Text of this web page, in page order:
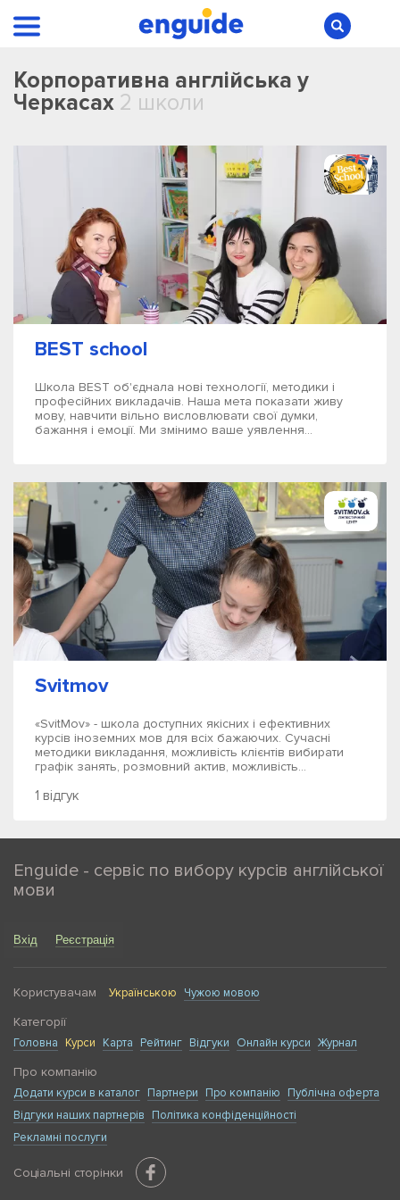
Корпоративна англійська у
Черкасах 2 школи
BEST school
Школа BEST об'єднала нові технології, методики і
професійних викладачів. Наша мета показати живу
мову, навчити вільно висловлювати свої думки,
бажання і емоції. Ми змінимо ваше уявлення...
Svitmov
«SvitMov» - школа доступних якісних і ефективних
курсів іноземних мов для всіх бажаючих. Сучасні
методики викладання, можливість клієнтів вибирати
графік занять, розмовний актив, можливість...
1 відгук
Enguide - сервіс по вибору курсів англійської
мови
Вхід Реєстрація
Користувачам Українською Чужою мовою
Категорії
Головна Курси Карта Рейтинг Відгуки Онлайн курси Журнал
Про компанію
Додати курси в каталог Партнери Про компанію
Публічна оферта
Відгуки наших партнерів
Політика конфіденційності
Рекламні послуги
Соціальні сторінки